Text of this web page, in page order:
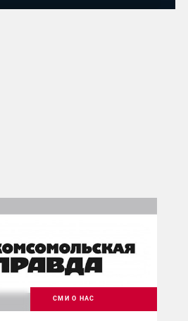
СМИ О НАС